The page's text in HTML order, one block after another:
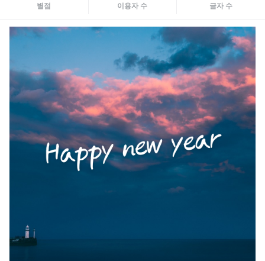
별점 이용자 수 글자 수